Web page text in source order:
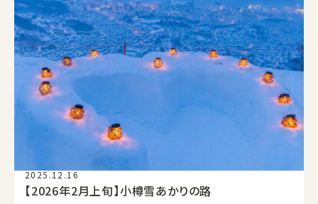
2025.12.16
【2026年2月上旬】小樽雪あかりの路